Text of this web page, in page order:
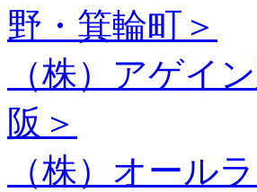
野・箕輪町＞
（株）アゲイ
阪＞
（株）オール